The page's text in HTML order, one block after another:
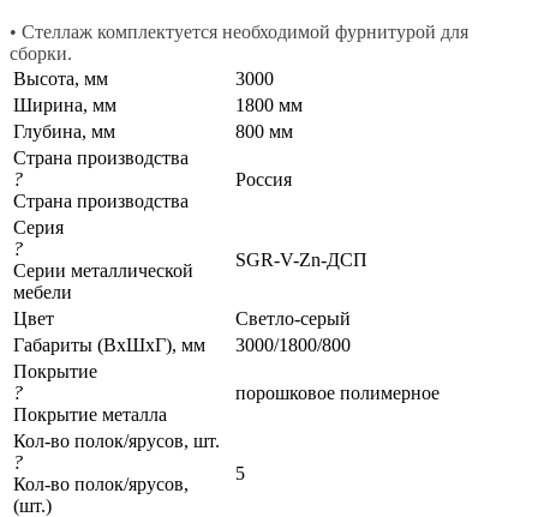
• Стеллаж комплектуется необходимой фурнитурой для
сборки.
Высота, мм
3000
Ширина, мм
1800 мм
Глубина, мм
800 мм
Страна производства
?
Страна производства
Россия
Серия
?
Серии металлической
мебели
SGR-V-Zn-ДСП
Цвет
Светло-серый
Габариты (ВхШхГ), мм
3000/1800/800
Покрытие
?
Покрытие металла
порошковое полимерное
Кол-во полок/ярусов, шт.
?
Кол-во полок/ярусов,
(шт.)
5